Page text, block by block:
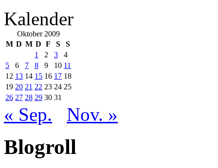
Kalender
Oktober 2009
M D M D F S
S
1
2 3
4
5
6 7 8 9 10 11
12 13 14 15 16 17 18
19 20 21 22 23 24 25
26 27 28 29 30 31
« Sep. Nov. »
Blogroll